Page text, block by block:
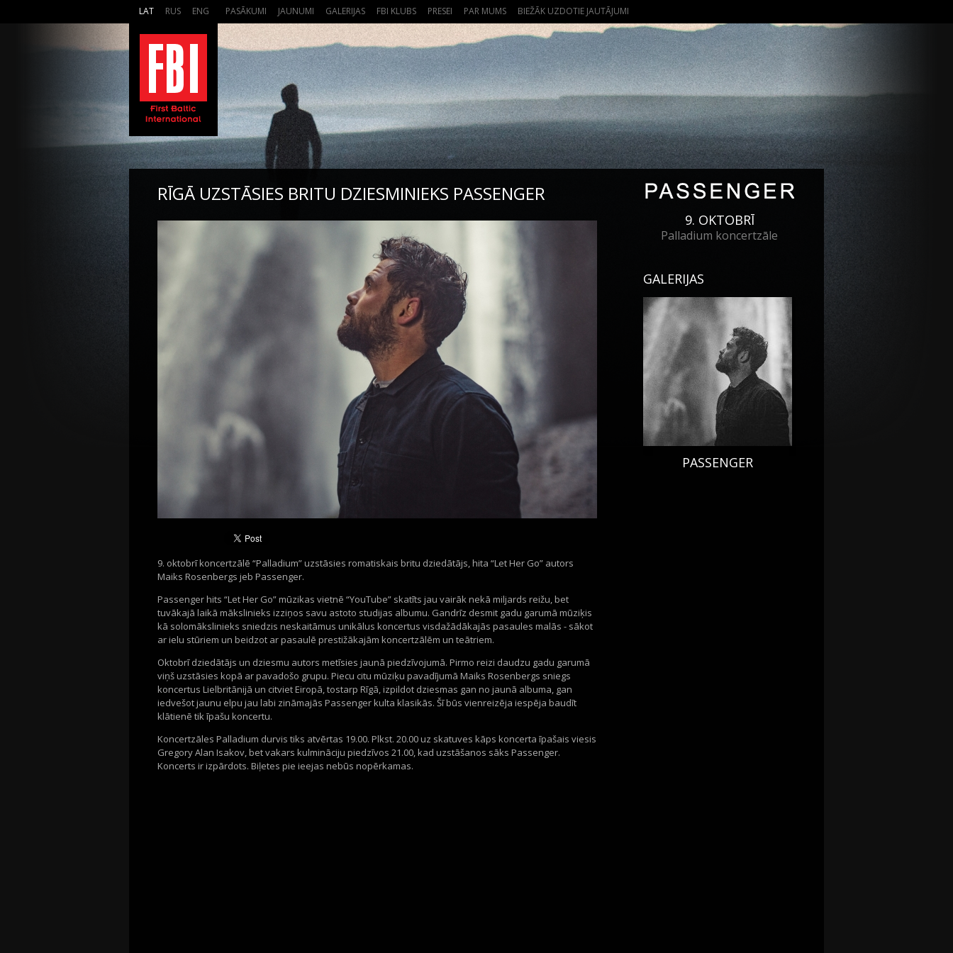
LAT RUS ENG PASĀKUMI JAUNUMI GALERIJAS FBI KLUBS PRESEI PAR MUMS BIEŽĀK UZDOTIE JAUTĀJUMI
RĪGĀ UZSTĀSIES BRITU DZIESMINIEKS PASSENGER
9. oktobrī koncertzālē “Palladium” uzstāsies romatiskais britu dziedātājs, hita “Let Her Go” autors
Maiks Rosenbergs jeb Passenger.
Passenger hits “Let Her Go” mūzikas vietnē “YouTube” skatīts jau vairāk nekā miljards reižu, bet
tuvākajā laikā mākslinieks izziņos savu astoto studijas albumu. Gandrīz desmit gadu garumā mūziķis
kā solomākslinieks sniedzis neskaitāmus unikālus koncertus visdažādākajās pasaules malās - sākot
ar ielu stūriem un beidzot ar pasaulē prestižākajām koncertzālēm un teātriem.
Oktobrī dziedātājs un dziesmu autors metīsies jaunā piedzīvojumā. Pirmo reizi daudzu gadu garumā
viņš uzstāsies kopā ar pavadošo grupu. Piecu citu mūziķu pavadījumā Maiks Rosenbergs sniegs
koncertus Lielbritānijā un citviet Eiropā, tostarp Rīgā, izpildot dziesmas gan no jaunā albuma, gan
iedvešot jaunu elpu jau labi zināmajās Passenger kulta klasikās. Šī būs vienreizēja iespēja baudīt
klātienē tik īpašu koncertu.
Koncertzāles Palladium durvis tiks atvērtas 19.00. Plkst. 20.00 uz skatuves kāps koncerta īpašais viesis
Gregory Alan Isakov, bet vakars kulmināciju piedzīvos 21.00, kad uzstāšanos sāks Passenger.
Koncerts ir izpārdots. Biļetes pie ieejas nebūs nopērkamas.
9. OKTOBRĪ
Palladium koncertzāle
GALERIJAS
PASSENGER